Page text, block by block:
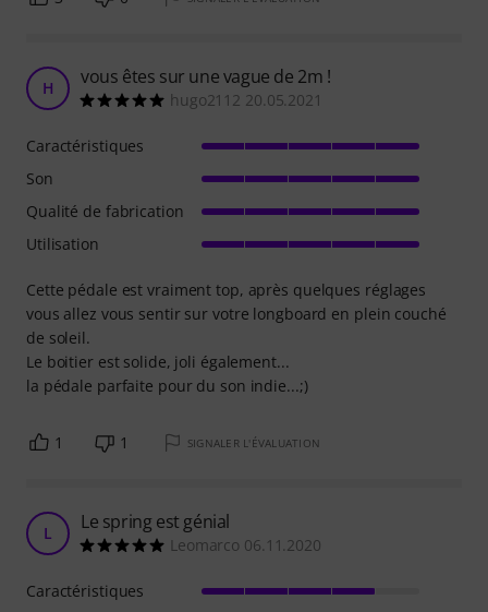
H vous êtes sur une vague de 2m !
hugo2112 20.05.2021
Cette pédale est vraiment top, après quelques réglages
vous allez vous sentir sur votre longboard en plein couché
de soleil.
Le boitier est solide, joli également...
la pédale parfaite pour du son indie...;)
Caractéristiques
Son
Qualité de fabrication
Utilisation
1 1 SIGNALER L'ÉVALUATION
L Le spring est génial
Leomarco 06.11.2020
Caractéristiques